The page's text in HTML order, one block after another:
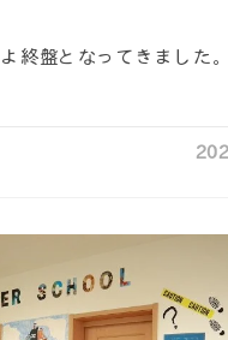
終盤となってきました